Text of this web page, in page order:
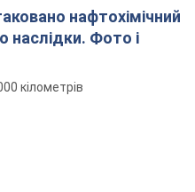
нафтохімічний
наслідки. Фото і
кілометрів